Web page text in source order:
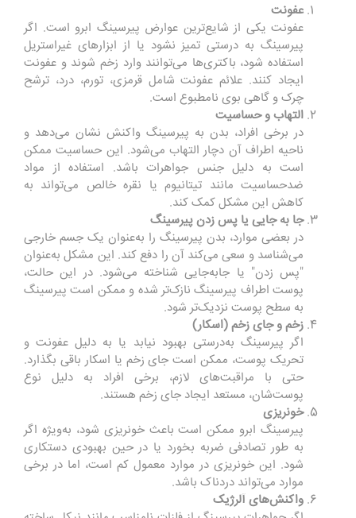
عفونت
عفونت یکی از شایع‌ترین عوارض پیرسینگ ابرو است. اگر
پیرسینگ به درستی تمیز نشود یا از ابزارهای غیراستریل
استفاده شود، باکتری‌ها می‌توانند وارد زخم شوند و عفونت
ایجاد کنند. علائم عفونت شامل قرمزی، تورم، درد، ترشح
چرک و گاهی بوی نامطبوع است.
التهاب و حساسیت
در برخی افراد، بدن به پیرسینگ واکنش نشان می‌دهد و
ناحیه اطراف آن دچار التهاب می‌شود. این حساسیت ممکن
است به دلیل جنس جواهرات باشد. استفاده از مواد
ضدحساسیت مانند تیتانیوم یا نقره خالص می‌تواند به
کاهش این مشکل کمک کند.
جا به جایی یا پس زدن پیرسینگ
در بعضی موارد، بدن پیرسینگ را به‌عنوان یک جسم خارجی
می‌شناسد و سعی می‌کند آن را دفع کند. این مشکل به‌عنوان
"پس زدن" یا جا‌به‌جایی شناخته می‌شود. در این حالت،
پوست اطراف پیرسینگ نازک‌تر شده و ممکن است پیرسینگ
به سطح پوست نزدیک‌تر شود.
زخم و جای زخم (اسکار)
اگر پیرسینگ به‌درستی بهبود نیابد یا به دلیل عفونت و
تحریک پوست، ممکن است جای زخم یا اسکار باقی بگذارد.
حتی با مراقبت‌های لازم، برخی افراد به دلیل نوع
پوست‌شان، مستعد ایجاد جای زخم هستند.
خونریزی
پیرسینگ ابرو ممکن است باعث خونریزی شود، به‌ویژه اگر
به طور تصادفی ضربه بخورد یا در حین بهبودی دستکاری
شود. این خونریزی در موارد معمول کم است، اما در برخی
موارد می‌تواند دردناک باشد.
واکنش‌های آلرژیک